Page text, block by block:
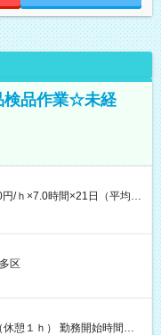
品作業☆未経
円/ｈ×7.0時間×21日（平均
社規定有）、残業/休日手当
調整できることがありま
。 ※公共交通機
り。（粕屋郡） 【試用期間】試用期間なし
区
務開始時間等